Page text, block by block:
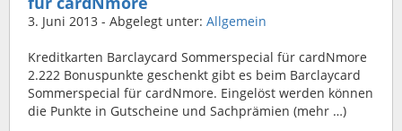
3. Juni 2013 - Abgelegt unter: Allgemein
Kreditkarten Barclaycard Sommerspecial für cardNmore
2.222 Bonuspunkte geschenkt gibt es beim Barclaycard
Sommerspecial für cardNmore. Eingelöst werden können
die Punkte in Gutscheine und Sachprämien (mehr …)